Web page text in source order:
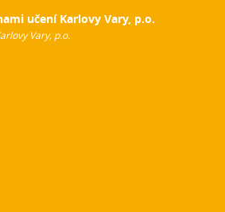
učení Karlovy Vary, p.o.
Vary, p.o.